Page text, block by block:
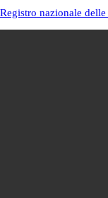
nazionale